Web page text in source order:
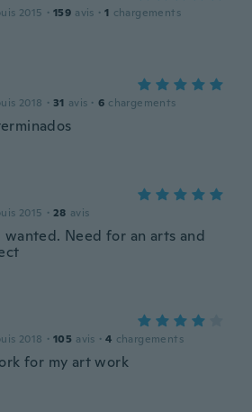
2015 · 159 avis · 1 chargements
2018 · 31 avis · 6 chargements
2015 · 28 avis
wanted. Need for an arts and
2018 · 105 avis · 4 chargements
for my art work